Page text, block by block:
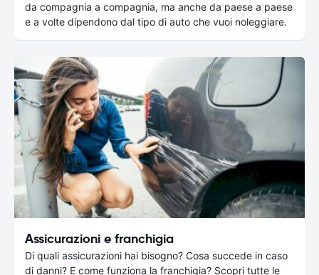
da compagnia a compagnia, ma anche da paese a paese
e a volte dipendono dal tipo di auto che vuoi noleggiare.
Assicurazioni e franchigia
Di quali assicurazioni hai bisogno? Cosa succede in caso
di danni? E come funziona la franchigia? Scopri tutte le